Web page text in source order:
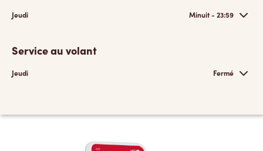
Jeudi Minuit - 23:59
Service au volant
Jeudi Fermé